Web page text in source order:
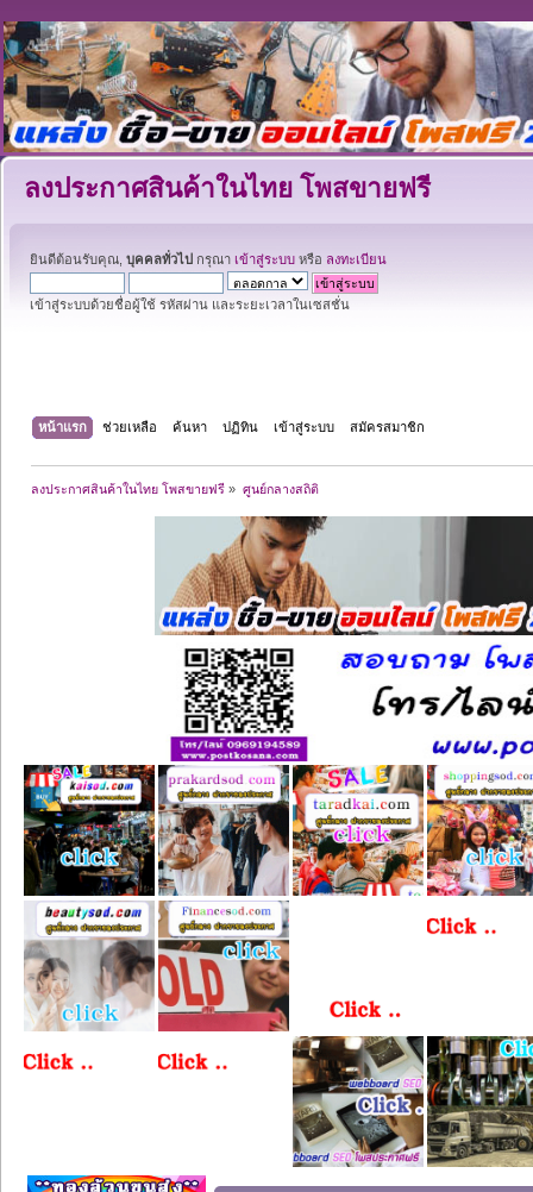
ลงประกาศสินค้าในไทย โพสขายฟรี
ยินดีต้อนรับคุณ, บุคคลทั่วไป กรุณา เข้าสู่ระบบ หรือ ลงทะเบียน
เข้าสู่ระบบด้วยชื่อผู้ใช้ รหัสผ่าน และระยะเวลาในเซสชั่น
หน้าแรก ช่วยเหลือ ค้นหา ปฏิทิน เข้าสู่ระบบ สมัครสมาชิก
ลงประกาศสินค้าในไทย โพสขายฟรี » ศูนย์กลางสถิติ